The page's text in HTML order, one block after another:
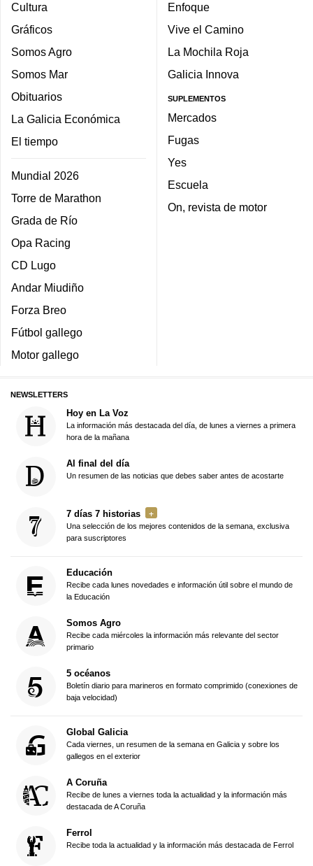
Cultura
Gráficos
Somos Agro
Somos Mar
Obituarios
La Galicia Económica
El tiempo
Mundial 2026
Torre de Marathon
Grada de Río
Opa Racing
CD Lugo
Andar Miudiño
Forza Breo
Fútbol gallego
Motor gallego
Enfoque
Vive el Camino
La Mochila Roja
Galicia Innova
SUPLEMENTOS
Mercados
Fugas
Yes
Escuela
On, revista de motor
NEWSLETTERS
Hoy en La Voz
La información más destacada del día, de lunes a viernes a primera
hora de la mañana
Al final del día
Un resumen de las noticias que debes saber antes de acostarte
7 días 7 historias
Una selección de los mejores contenidos de la semana, exclusiva
para suscriptores
Educación
Recibe cada lunes novedades e información útil sobre el mundo de
la Educación
Somos Agro
Recibe cada miércoles la información más relevante del sector
primario
5 océanos
Boletín diario para marineros en formato comprimido (conexiones de
baja velocidad)
Global Galicia
Cada viernes, un resumen de la semana en Galicia y sobre los
gallegos en el exterior
A Coruña
Recibe de lunes a viernes toda la actualidad y la información más
destacada de A Coruña
Ferrol
Recibe toda la actualidad y la información más destacada de Ferrol